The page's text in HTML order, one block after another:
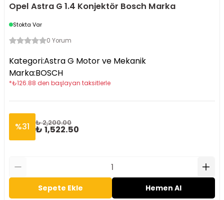
Opel Astra G 1.4 Konjektör Bosch Marka
Stokta Var
0 Yorum
Kategori:Astra G Motor ve Mekanik
Marka:BOSCH
*₺126.88 den başlayan taksitlerle
%31 ₺ 2,200.00
₺ 1,522.50
Sepete Ekle Hemen Al